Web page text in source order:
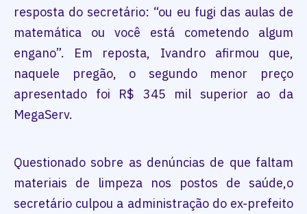
resposta do secretário: “ou eu fugi das aulas de
matemática ou você está cometendo algum
engano”. Em reposta, Ivandro afirmou que,
naquele pregão, o segundo menor preço
apresentado foi R$ 345 mil superior ao da
MegaServ.
Questionado sobre as denúncias de que faltam
materiais de limpeza nos postos de saúde,o
secretário culpou a administração do ex-prefeito